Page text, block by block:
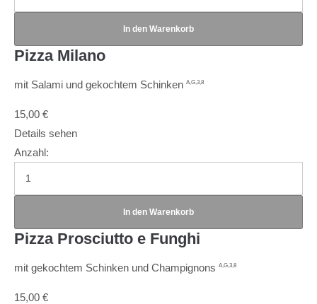
Pizza Milano
mit Salami und gekochtem Schinken A,G,3,8
15,00 €
Details sehen
Anzahl:
Pizza Prosciutto e Funghi
mit gekochtem Schinken und Champignons A,G,3,8
15,00 €